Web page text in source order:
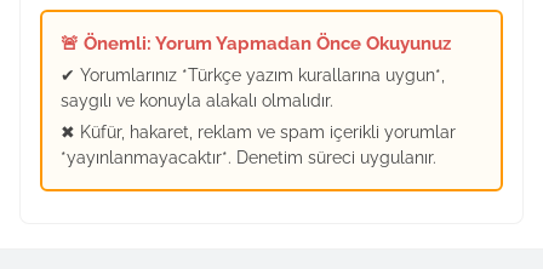
🚨 Önemli: Yorum Yapmadan Önce Okuyunuz
✔ Yorumlarınız *Türkçe yazım kurallarına uygun*,
saygılı ve konuyla alakalı olmalıdır.
✖ Küfür, hakaret, reklam ve spam içerikli yorumlar
*yayınlanmayacaktır*. Denetim süreci uygulanır.